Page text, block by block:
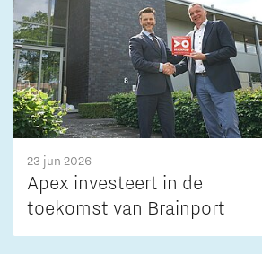
23 jun 2026
Apex investeert in de
toekomst van Brainport